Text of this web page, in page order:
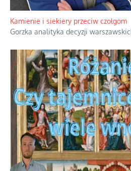
Kamienie i siekiery przeciw czołgom
Gorzka analityka decyzji